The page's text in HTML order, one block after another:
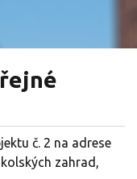
č. 2 na adrese
zahrad,